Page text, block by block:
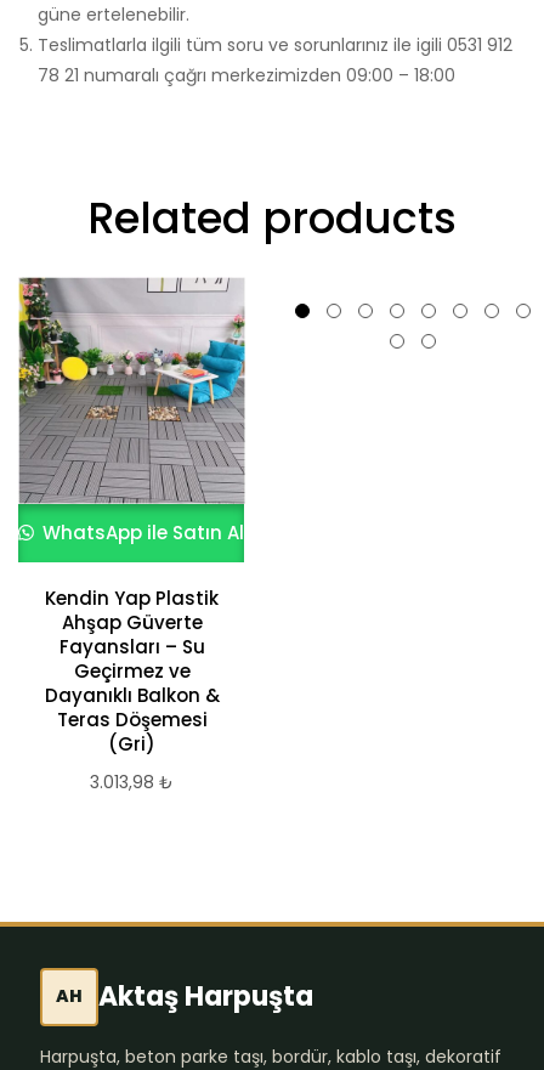
güne ertelenebilir.
Teslimatlarla ilgili tüm soru ve sorunlarınız ile igili 0531 912
78 21 numaralı çağrı merkezimizden 09:00 – 18:00
Related products
WhatsApp ile Satın Al
Kendin Yap Plastik
Ahşap Güverte
Fayansları – Su
Geçirmez ve
Dayanıklı Balkon &
Teras Döşemesi
(Gri)
3.013,98 ₺
AH Aktaş Harpuşta
Harpuşta, beton parke taşı, bordür, kablo taşı, dekoratif